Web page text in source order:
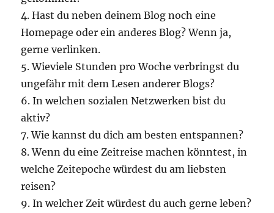
4. Hast du neben deinem Blog noch eine
Homepage oder ein anderes Blog? Wenn ja,
gerne verlinken.
5. Wieviele Stunden pro Woche verbringst du
ungefähr mit dem Lesen anderer Blogs?
6. In welchen sozialen Netzwerken bist du
aktiv?
7. Wie kannst du dich am besten entspannen?
8. Wenn du eine Zeitreise machen könntest, in
welche Zeitepoche würdest du am liebsten
reisen?
9. In welcher Zeit würdest du auch gerne leben?